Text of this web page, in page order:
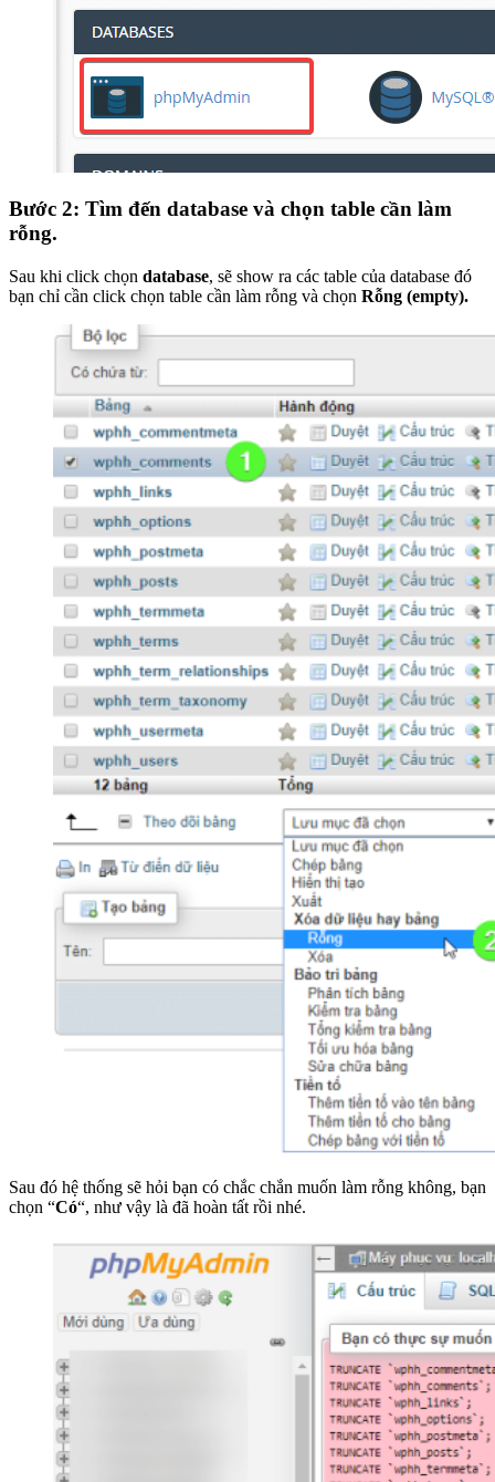
Bước 2: Tìm đến database và chọn table cần làm
rỗng.
Sau khi click chọn database, sẽ show ra các table của database đó
bạn chỉ cần click chọn table cần làm rỗng và chọn Rỗng (empty).
Sau đó hệ thống sẽ hỏi bạn có chắc chắn muốn làm rỗng không, bạn
chọn “Có“, như vậy là đã hoàn tất rồi nhé.